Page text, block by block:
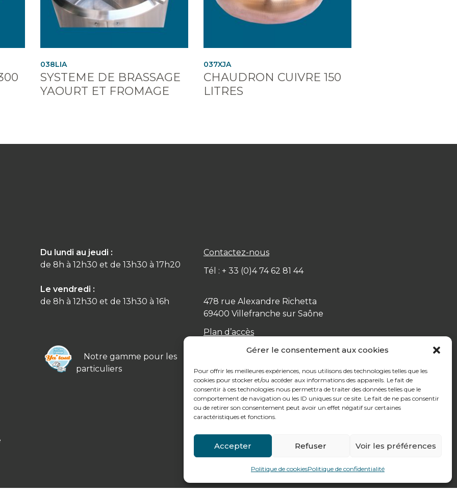
Gérer le consentement aux cookies
Pour offrir les meilleures expériences, nous utilisons des technologies telles que les
cookies pour stocker et/ou accéder aux informations des appareils. Le fait de
consentir à ces technologies nous permettra de traiter des données telles que le
comportement de navigation ou les ID uniques sur ce site. Le fait de ne pas consentir
ou de retirer son consentement peut avoir un effet négatif sur certaines
caractéristiques et fonctions.
Accepter Refuser Voir les préférences
Politique de cookiesPolitique de confidentialité
038LIA
SYSTEME DE BRASSAGE
YAOURT ET FROMAGE
037XJA
CHAUDRON CUIVRE 150
LITRES
Du lundi au jeudi :
de 8h à 12h30 et de 13h30 à 17h20
Le vendredi :
de 8h à 12h30 et de 13h30 à 16h
Notre gamme pour les
particuliers
Contactez-nous
Tél : + 33 (0)4 74 62 81 44
478 rue Alexandre Richetta
69400 Villefranche sur Saône
Plan d’accès